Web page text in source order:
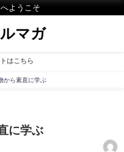
ようこそ
マガ
はこちら
から素直に学ぶ
に学ぶ